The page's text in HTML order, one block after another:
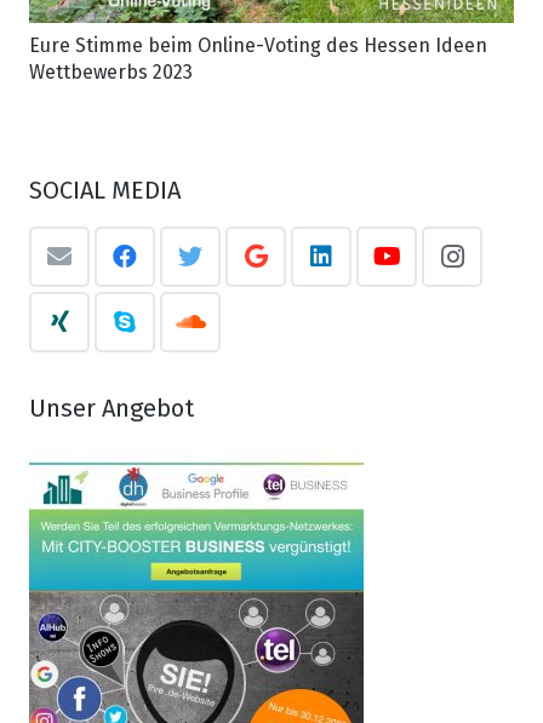
Eure Stimme beim Online-Voting des Hessen Ideen
Wettbewerbs 2023
SOCIAL MEDIA
Unser Angebot